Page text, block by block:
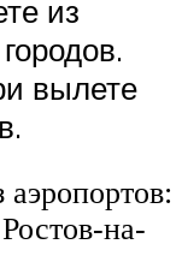
из
вылете
на-